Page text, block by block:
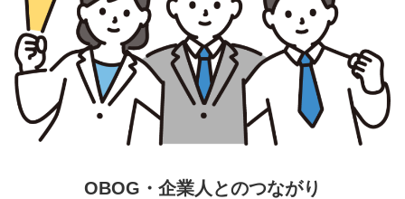
OBOG・企業人とのつながり